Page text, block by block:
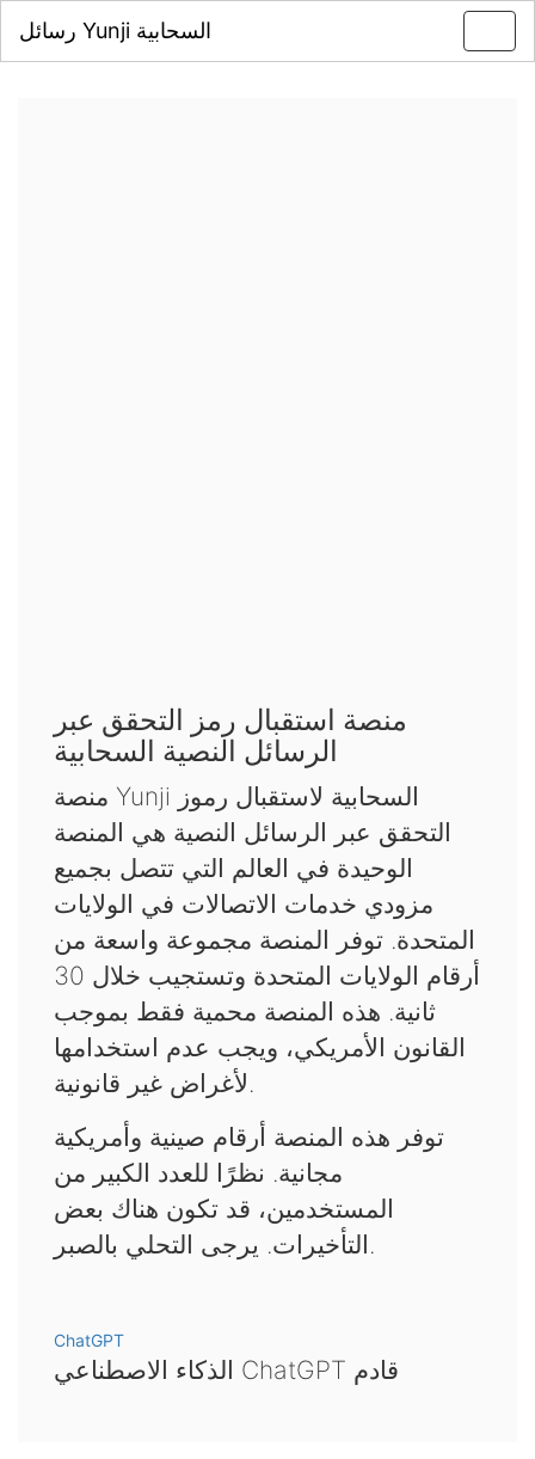
رسائل Yunji السحابية
منصة استقبال رمز التحقق عبر
الرسائل النصية السحابية
منصة Yunji السحابية لاستقبال رموز
التحقق عبر الرسائل النصية هي المنصة
الوحيدة في العالم التي تتصل بجميع
مزودي خدمات الاتصالات في الولايات
المتحدة. توفر المنصة مجموعة واسعة من
أرقام الولايات المتحدة وتستجيب خلال 30
ثانية. هذه المنصة محمية فقط بموجب
القانون الأمريكي، ويجب عدم استخدامها
لأغراض غير قانونية.
توفر هذه المنصة أرقام صينية وأمريكية
مجانية. نظرًا للعدد الكبير من
المستخدمين، قد تكون هناك بعض
التأخيرات. يرجى التحلي بالصبر.
ChatGPT
الذكاء الاصطناعي ChatGPT قادم